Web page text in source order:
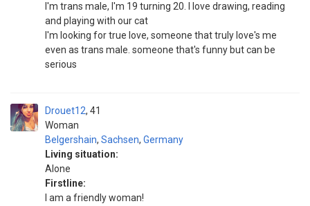
I'm trans male, I'm 19 turning 20. I love drawing, reading
and playing with our cat
I'm looking for true love, someone that truly love's me
even as trans male. someone that's funny but can be
serious
Drouet12
Woman
41
Belgershain, Sachsen, Germany
Living situation:
Alone
Firstline:
I am a friendly woman!